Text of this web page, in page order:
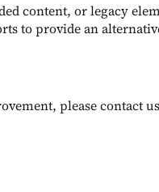
content, or legacy
to provide an
please contact